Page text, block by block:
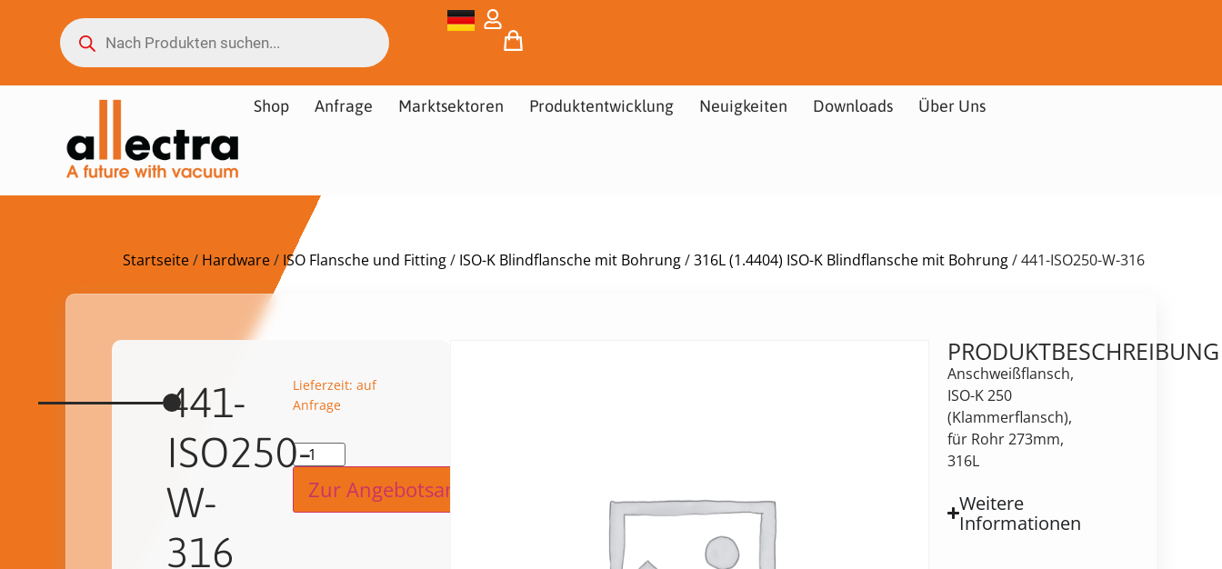
Shop Anfrage Marktsektoren Produktentwicklung Neuigkeiten Downloads Über Uns
Startseite/ Hardware/ ISO Flansche und Fitting/ ISO-K Blindflansche mit Bohrung/316L (1.4404) ISO-K Blindflansche mit Bohrung/ 441-ISO250-W-316
441-
ISO250-
W-
316
Lieferzeit: auf
Anfrage
Zur Angebotsanfrage hinzufügen
PRODUKTBESCHREIBUNG
Anschweißflansch,
ISO-K 250
(Klammerflansch),
für Rohr 273mm,
316L
Weitere
Informationen